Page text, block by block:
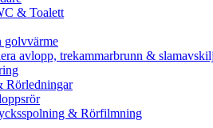
& Toalett
golvvärme
avlopp, trekammarbrunn &
Rörledningar
& Rörfilmning